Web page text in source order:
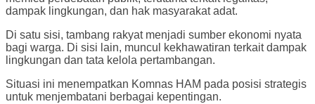
dampak lingkungan, dan hak masyarakat adat.
Di satu sisi, tambang rakyat menjadi sumber ekonomi nyata
bagi warga. Di sisi lain, muncul kekhawatiran terkait dampak
lingkungan dan tata kelola pertambangan.
Situasi ini menempatkan Komnas HAM pada posisi strategis
untuk menjembatani berbagai kepentingan.